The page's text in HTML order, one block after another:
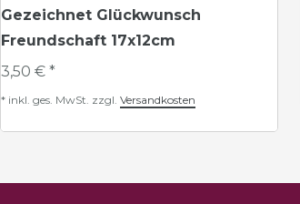
Gezeichnet Glückwunsch
Freundschaft 17x12cm
3,50 € *
* inkl. ges. MwSt. zzgl. Versandkosten